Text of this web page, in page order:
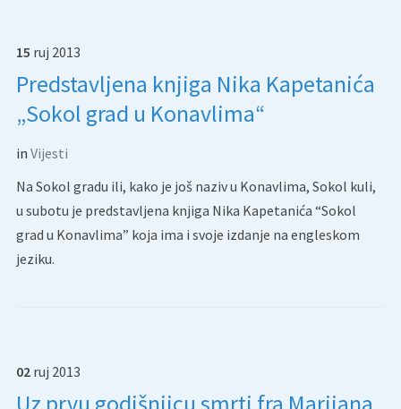
15 ruj 2013
Predstavljena knjiga Nika Kapetanića
„Sokol grad u Konavlima“
in Vijesti
Na Sokol gradu ili, kako je još naziv u Konavlima, Sokol kuli,
u subotu je predstavljena knjiga Nika Kapetanića “Sokol
grad u Konavlima” koja ima i svoje izdanje na engleskom
jeziku.
02 ruj 2013